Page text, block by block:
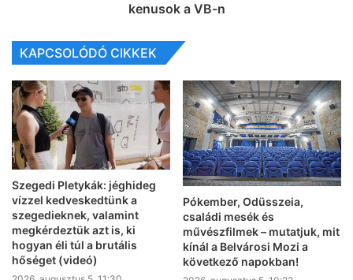
kenusok a VB-n
KAPCSOLÓDÓ CIKKEK
Szegedi Pletykák: jéghideg
vízzel kedveskedtünk a
szegedieknek, valamint
megkérdeztük azt is, ki
hogyan éli túl a brutális
hőséget (videó)
Pókember, Odüsszeia,
családi mesék és
művészfilmek – mutatjuk, mit
kínál a Belvárosi Mozi a
következő napokban!